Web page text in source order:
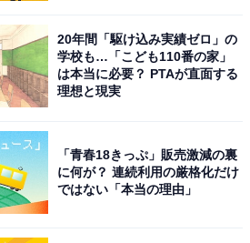
20年間「駆け込み実績ゼロ」の
学校も…「こども110番の家」
は本当に必要？ PTAが直面する
理想と現実
「青春18きっぷ」販売激減の裏
に何が？ 連続利用の厳格化だけ
ではない「本当の理由」